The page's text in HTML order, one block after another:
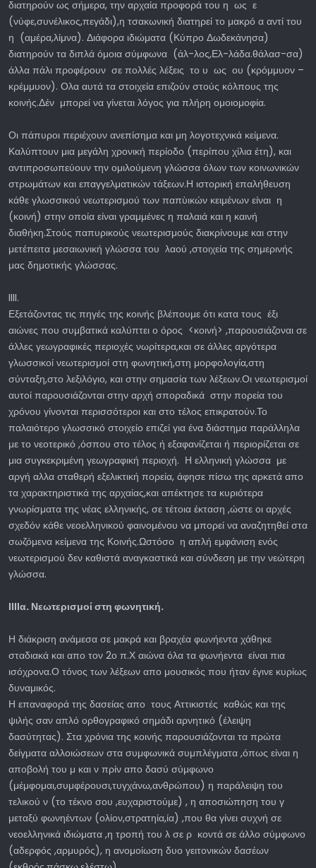
διατηρούν ως σήμερα, την αρχαία προφορά του η ως ε
(νύφε,συνέλικος,πεγάδι),η τσακωνική διατηρεί το μακρό α αντί του
η (αμέρα,λίμνα). Διάφορα ιδιώματα (Κύπρο Δωδεκάνησα)
διατηρούν τα διπλά όμοια σύμφωνα (άλ-λος,Ελ-λάδα.θάλασ-σα)
άλλα πάλι προφέρουν σε πολλές λέξεις το υ ως ου (κρόμμυον –
κρέμμυον). Ολα αυτά τα στοιχεία επιζούν στούς κόλπους της
κοινής.Δέν μπορεί να γίνεται λόγος για πλήρη ομοιομοφία.
Οι πάπυροι περιέχουν ανεπίσημα και μη λογοτεχνικά κείμενα.
Καλύπτουν μια μεγάλη χρονική περίοδο (περίπου χίλια έτη), και
αντιπροσωπεύουν την ομιλούμενη γλώσσα όλων των κοινωνικών
στρωμάτων και επαγγελματικών τάξεων.Η ιστορική επαλήθευση
κάθε γλωσσικού νεωτερισμού των παπὺικών κειμένων είναι η
(κοινή) στην οποία είναι γραμμένες η παλαιά και η καινή
διαθήκη.Στούς παπυρικούς νεωτερισμούς διακρίνουμε και στην
μετέπειτα μεσαιωνική γλώσσα του λαού ,στοιχεία της σημερινής
μας δημοτικής γλώσσας.
IIII.
Εξετάζοντας τις πηγές της κοινής βλέπουμε ότι κατα τους έξι
αιώνες που συμβατικά καλύπτει ο όρος <κοινή> ,παρουσιάζοναι σε
άλλες γεωγραφικές περιοχές νωρίτερα,και σε άλλες αργότερα
γλωσσικοί νεωτερισμοί στη φωνητική,στη μορφολογία,στη
σύνταξη,στο λεξιλόγιο, και στην σημασία των λέξεων.Οι νεωτερισμοί
αυτοί παρουσιάζονται στην αρχή σποραδικά στην πορεία του
χρόνου γίνονται περισσότεροι και στο τέλος επικρατούν.Το
παλαιότερο γλωσσικό στοιχείο επιζεί για ένα διάστημα παράλληλα
με το νεοτερικό ,όσπου στο τέλος ή εξαφανίζεται ή περιορίζεται σε
μια συγκεκριμένη γεωγραφική περιοχή. Η ελληνική γλώσσα με
αργή αλλα σταθερή εξελικτική πορεία, άφησε πίσω της αρκετά απο
τα χαρακτηριστικά της αρχαίας,και απέκτησε τα κυριότερα
γνωρίσματα της νέας ελληνικής, σε τέτοια έκταση ,ώστε οι αρχές
σχεδόν κάθε νεοελληνικού φαινομένου να μπορεί να αναζητηθεί στα
σωζόμενα κείμενα της Κοινής.Ωστόσο η απλή εμφάνιση ενός
νεωτερισμού δεν καθιστά αναγκαστικά και σύνδεση με την νεώτερη
γλώσσα.
ΙΙΙΙα. Νεωτερισμοί στη φωνητική.
Η διάκριση ανάμεσα σε μακρά και βραχέα φωνήεντα χάθηκε
σταδιακά και απο τον 2ο π.Χ αιώνα όλα τα φωνήεντα είναι πια
ισόχρονα.Ο τόνος των λέξεων απο μουσικός που ήταν έγινε κυρίως
δυναμικός.
Η επαναφορά της δασείας απο τους Αττικιστές καθώς και της
ψιλής σαν απλό ορθογραφικό σημάδι αρνητικό (έλειψη
δασύτητας). Στα χρόνια της κοινής παρουσιάζονται τα πρώτα
δείγματα αλλοιώσεων στα συμφωνικά συμπλέγματα ,όπως είναι η
αποβολή του μ και ν πρίν απο δασύ σύμφωνο
(μέμφομαι,συμφέρουσι,τυγχάνω,ανθρώπου) η παράλειψη του
τελικού ν (το τέκνο σου ,ευχαριστούμε) , η αποσιώπηση του γ
μεταξύ φωνηέντων (ολίον,στρατηία,ία) ,που θα γίνει συχνή σε
νεοελληνικά ιδιώματα ,η τροπή του λ σε ρ κοντά σε άλλο σύμφωνο
(αδερφός ,αρμυρός), η ανομοίωση δυο γειτονικών δασέων